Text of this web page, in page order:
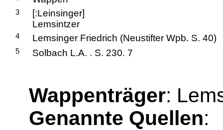
3
[:Leinsinger]
Lemsintzer
4 Lemsinger Friedrich (Neustifter Wpb. S. 40)
5 Solbach L.A. . S. 230. 7
Wappenträger:
Genannte Quellen: